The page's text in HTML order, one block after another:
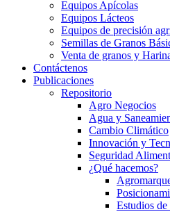
Equipos Apícolas
Equipos Lácteos
Equipos de precisión
Semillas de Granos
Venta de granos y
Contáctenos
Publicaciones
Repositorio
Agro Negocios
Agua y
Cambio Climático
Innovación y
Seguridad
¿Qué hacemos?
Estudios de